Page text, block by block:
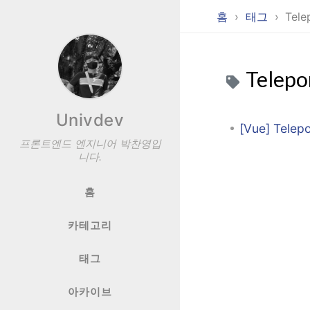
Univdev
프론트엔드 엔지니어 박찬영입
니다.
홈
카테고리
태그
아카이브
홈 태그
[Vue]